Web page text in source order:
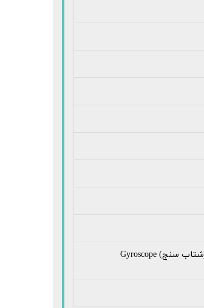
Ambient Color Sensor (brightness and color) (حسگر تنظیم نور و رنگ صفحه) Accelerometer (شتاب سنج) Gyroscope